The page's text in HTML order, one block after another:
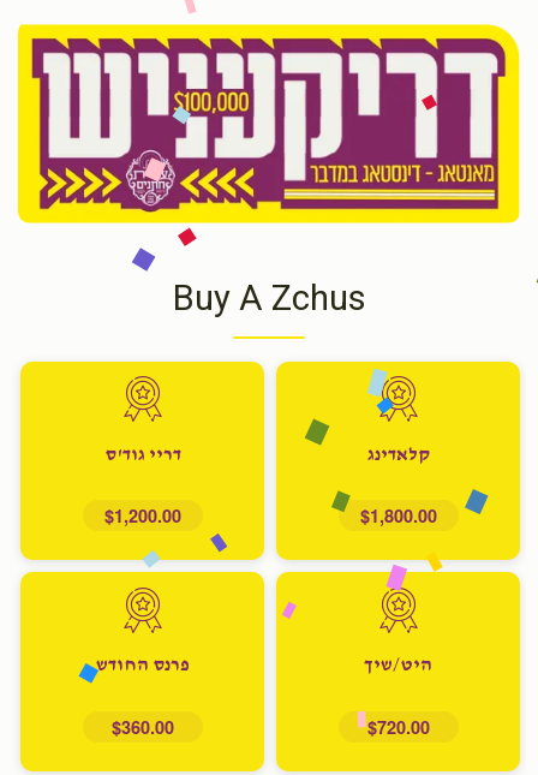
Buy A Zchus
קלאדינג
$1,800.00
דריי גוד'ס
$1,200.00
היט/שיך
$720.00
פרנס החודש
$360.00